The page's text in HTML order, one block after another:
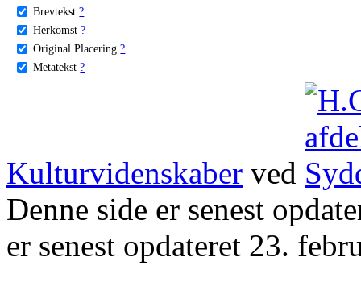
Brevtekst ?
Herkomst ?
Original Placering ?
Metatekst ?
Kulturvidenskaber ved
Denne side er senest
er senest opdateret 23.